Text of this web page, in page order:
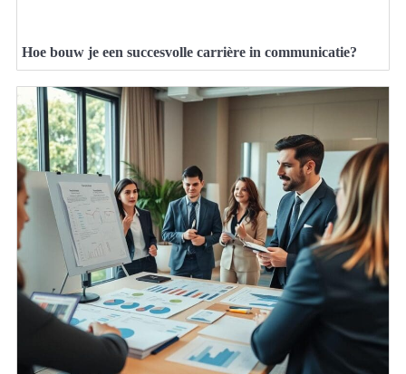
Hoe bouw je een succesvolle carrière in communicatie?